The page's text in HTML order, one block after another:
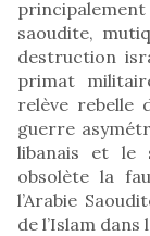
saoudite,
destruction
primat
relève rebelle
guerre
libanais et le
obsolète la
l’Arabie
de l’Islam dans